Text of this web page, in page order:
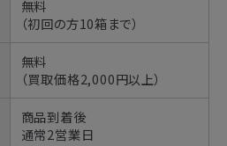
無料
（初回の方10箱まで）
無料
（買取価格2,000円以上）
商品到着後
通常2営業日